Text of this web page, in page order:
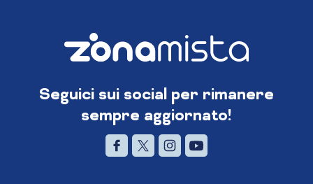
Seguici sui social per rimanere
sempre aggiornato!